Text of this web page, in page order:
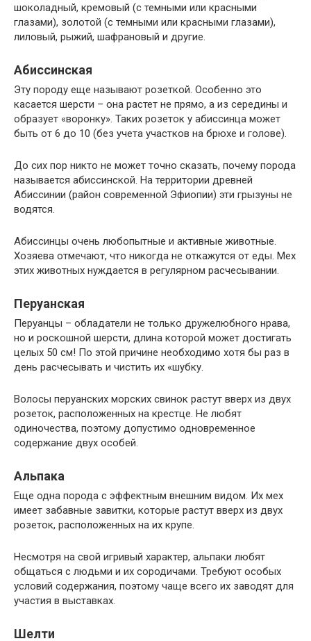
шоколадный, кремовый (с темными или красными
глазами), золотой (с темными или красными глазами),
лиловый, рыжий, шафрановый и другие.
Абиссинская
Эту породу еще называют розеткой. Особенно это
касается шерсти – она растет не прямо, а из середины и
образует «воронку». Таких розеток у абиссинца может
быть от 6 до 10 (без учета участков на брюхе и голове).
До сих пор никто не может точно сказать, почему порода
называется абиссинской. На территории древней
Абиссинии (район современной Эфиопии) эти грызуны не
водятся.
Абиссинцы очень любопытные и активные животные.
Хозяева отмечают, что никогда не откажутся от еды. Мех
этих животных нуждается в регулярном расчесывании.
Перуанская
Перуанцы – обладатели не только дружелюбного нрава,
но и роскошной шерсти, длина которой может достигать
целых 50 см! По этой причине необходимо хотя бы раз в
день расчесывать и чистить их «шубку.
Волосы перуанских морских свинок растут вверх из двух
розеток, расположенных на крестце. Не любят
одиночества, поэтому допустимо одновременное
содержание двух особей.
Альпака
Еще одна порода с эффектным внешним видом. Их мех
имеет забавные завитки, которые растут вверх из двух
розеток, расположенных на их крупе.
Несмотря на свой игривый характер, альпаки любят
общаться с людьми и их сородичами. Требуют особых
условий содержания, поэтому чаще всего их заводят для
участия в выставках.
Шелти